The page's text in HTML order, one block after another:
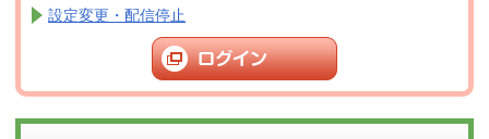
設定変更・配信停止